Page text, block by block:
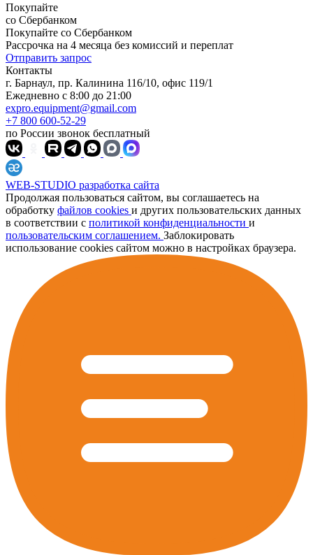
Покупайте
со Сбербанком
Покупайте со Сбербанком
Рассрочка на 4 месяца без комиссий и переплат
Отправить запрос
Контакты
г. Барнаул, пр. Калинина 116/10, офис 119/1
Ежедневно с 8:00 до 21:00
expro.equipment@gmail.com
+7 800 600-52-29
по России звонок бесплатный
WEB-STUDIO разработка сайта
Продолжая пользоваться сайтом, вы соглашаетесь на
обработку файлов cookies и других пользовательских данных
в соответствии с политикой конфиденциальности и
пользовательским соглашением. Заблокировать
использование cookies сайтом можно в настройках браузера.